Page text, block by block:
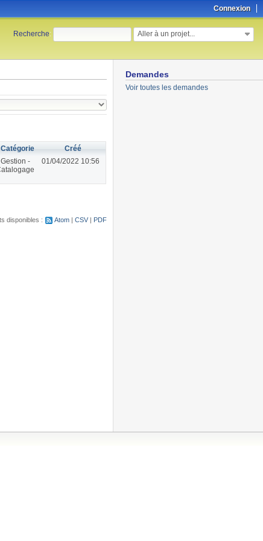
Connexion
Recherche: Aller à un projet...
Demandes
Voir toutes les demandes
Catégorie
Créé
Gestion -
01/04/2022 10:56
disponibles : Atom CSV PDF